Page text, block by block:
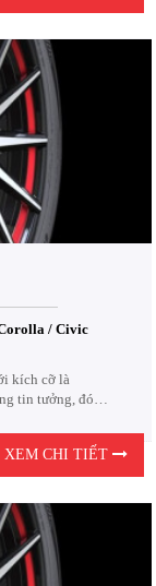
/ Civic
kích cỡ là
tin tưởng, đón
XEM CHI TIẾT